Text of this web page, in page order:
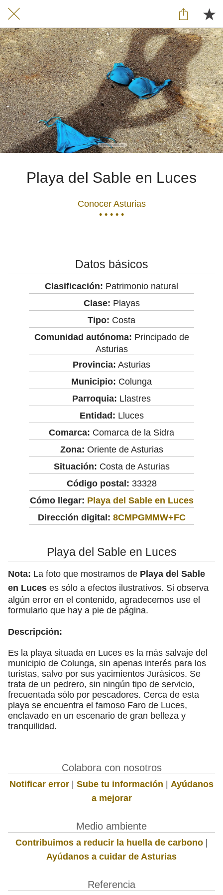
Playa del Sable en Luces
Conocer Asturias
• • • • •
Datos básicos
Clasificación: Patrimonio natural
Clase: Playas
Tipo: Costa
Comunidad autónoma: Principado de
Asturias
Provincia: Asturias
Municipio: Colunga
Parroquia: Llastres
Entidad: Lluces
Comarca: Comarca de la Sidra
Zona: Oriente de Asturias
Situación: Costa de Asturias
Código postal: 33328
Cómo llegar: Playa del Sable en Luces
Dirección digital: 8CMPGMMW+FC
Playa del Sable en Luces
Nota: La foto que mostramos de Playa del Sable
en Luces es sólo a efectos ilustrativos. Si observa
algún error en el contenido, agradecemos use el
formulario que hay a pie de página.
Descripción:
Es la playa situada en Luces es la más salvaje del
municipio de Colunga, sin apenas interés para los
turistas, salvo por sus yacimientos Jurásicos. Se
trata de un pedrero, sin ningún tipo de servicio,
frecuentada sólo por pescadores. Cerca de esta
playa se encuentra el famoso Faro de Luces,
enclavado en un escenario de gran belleza y
tranquilidad.
Colabora con nosotros
Notificar error | Sube tu información | Ayúdanos
a mejorar
Medio ambiente
Contribuimos a reducir la huella de carbono|
Ayúdanos a cuidar de Asturias
Referencia